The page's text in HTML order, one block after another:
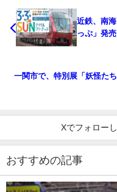
近鉄、南
っぷ」発
一関市で、特別展「妖怪た
Xでフォロー
おすすめの記事